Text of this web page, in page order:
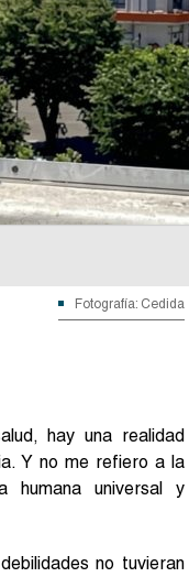
Fotografía: Cedida
hay una realidad
Y no me refiero a la
humana universal y
no tuvieran